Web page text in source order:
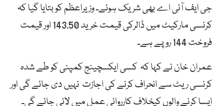
جی ایف آئی اے بھی شریک ہوئے۔ وزیراعظم کو بتایا گیا کہ
کرنسی مارکیٹ میں ڈالرکی قیمت خرید 143.50 اور قیمت
فروخت 144 روپے ہے۔
عمران خان نے کہا کہ کسی ایکسچینج کمپنی کو طے شدہ
کرنسی ریٹ سے انحراف کرنے کی اجازت نہیں دی جائے گی اور
ایسا کرنے والوں کیخلاف کارروائی عمل میں لائی جائے گی۔